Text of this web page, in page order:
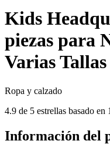
Kids
piezas para
Varias
Ropa y calzado
4.9 de 5 estrellas basado en
Información del